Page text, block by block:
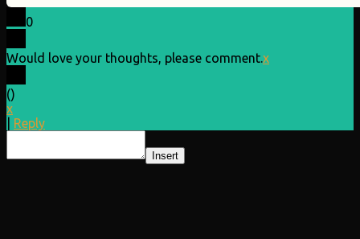
0
Would love your thoughts, please comment.x
()
x
Reply
Insert